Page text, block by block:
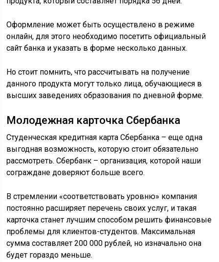
Оформление может быть осуществлено в режиме
онлайн, для этого необходимо посетить официальный
сайт банка и указать в форме несколько данных.
Но стоит помнить, что рассчитывать на получение
данного продукта могут только лица, обучающиеся в
высших заведениях образования по дневной форме.
Молодежная карточка Сбербанка
Студенческая кредитная карта Сбербанка – еще одна
выгодная возможность, которую стоит обязательно
рассмотреть. Сбербанк – организация, которой наши
сограждане доверяют больше всего.
В стремлении «соответствовать уровню» компания
постоянно расширяет перечень своих услуг, и такая
карточка станет лучшим способом решить финансовые
проблемы для клиентов-студентов. Максимальная
сумма составляет 200 000 рублей, но изначально она
будет гораздо меньше.